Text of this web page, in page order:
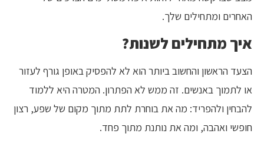
האחרים ומתחילים שלך.
איך מתחילים לשנות?
הצעד הראשון והחשוב ביותר הוא לא להפסיק באופן גורף לעזור
או לתמוך באנשים. זה ממש לא הפתרון. המטרה היא ללמוד
להבחין ולהפריד: מה את בוחרת לתת מתוך מקום של שפע, רצון
חופשי ואהבה, ומה את נותנת מתוך פחד.